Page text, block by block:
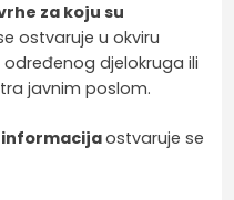
za koju su
ostvaruje u okviru
djelokruga ili
javnim poslom.
informacijaostvaruje se